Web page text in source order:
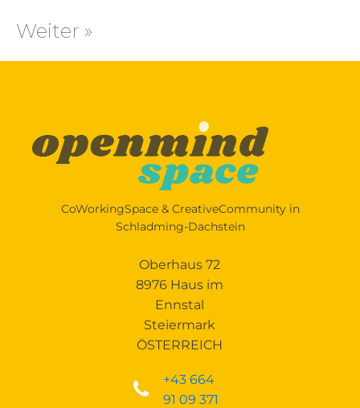
Weiter »
CoWorkingSpace & CreativeCommunity in
Schladming-Dachstein
Oberhaus 72
8976 Haus im
Ennstal
Steiermark
ÖSTERREICH
+43 664
91 09 371